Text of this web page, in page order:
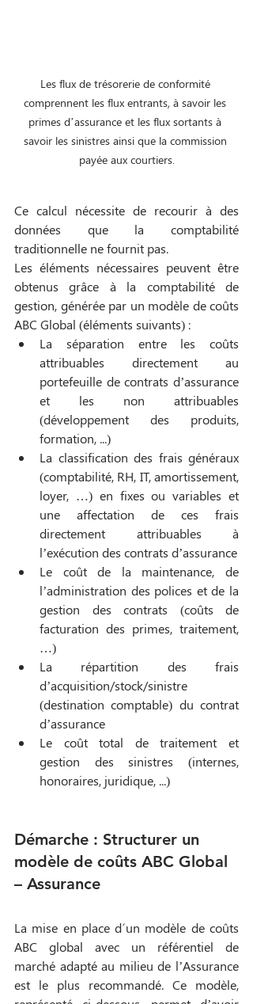
Les flux de trésorerie de conformité
comprennent les flux entrants, à savoir les
primes d’assurance et les flux sortants à
savoir les sinistres ainsi que la commission
payée aux courtiers.
Ce calcul nécessite de recourir à des
données que la comptabilité
traditionnelle ne fournit pas.
Les éléments nécessaires peuvent être
obtenus grâce à la comptabilité de
gestion, générée par un modèle de coûts
ABC Global (éléments suivants) :
La séparation entre les coûts
attribuables directement au
portefeuille de contrats d’assurance
et les non attribuables
(développement des produits,
formation, ...)
La classification des frais généraux
(comptabilité, RH, IT, amortissement,
loyer, …) en fixes ou variables et
une affectation de ces frais
directement attribuables à
l’exécution des contrats d’assurance
Le coût de la maintenance, de
l’administration des polices et de la
gestion des contrats (coûts de
facturation des primes, traitement,
…)
La répartition des frais
d’acquisition/stock/sinistre
(destination comptable) du contrat
d’assurance
Le coût total de traitement et
gestion des sinistres (internes,
honoraires, juridique, ...)
Démarche : Structurer un
modèle de coûts ABC Global
– Assurance
La mise en place d´un modèle de coûts
ABC global avec un référentiel de
marché adapté au milieu de l’Assurance
est le plus recommandé. Ce modèle,